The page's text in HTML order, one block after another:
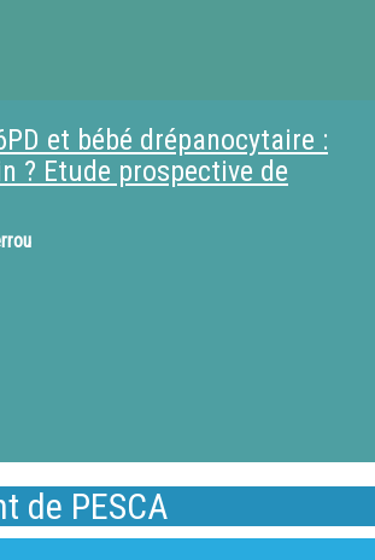
et bébé drépanocytaire :
? Etude prospective de
de PESCA